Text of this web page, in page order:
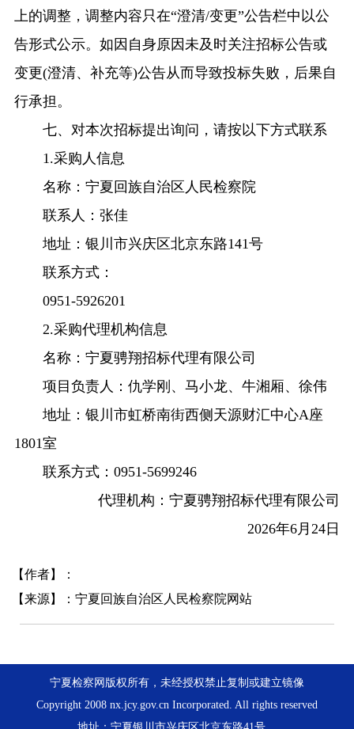
上的调整，调整内容只在“澄清/变更”公告栏中以公
告形式公示。如因自身原因未及时关注招标公告或
变更(澄清、补充等)公告从而导致投标失败，后果自
行承担。
七、对本次招标提出询问，请按以下方式联系
1.采购人信息
名称：宁夏回族自治区人民检察院
联系人：张佳
地址：银川市兴庆区北京东路141号
联系方式：
0951-5926201
2.采购代理机构信息
名称：宁夏骋翔招标代理有限公司
项目负责人：仇学刚、马小龙、牛湘厢、徐伟
地址：银川市虹桥南街西侧天源财汇中心A座
1801室
联系方式：0951-5699246
代理机构：宁夏骋翔招标代理有限公司
2026年6月24日
【作者】：
【来源】：宁夏回族自治区人民检察院网站
宁夏检察网版权所有，未经授权禁止复制或建立镜像
Copyright 2008 nx.jcy.gov.cn Incorporated. All rights reserved